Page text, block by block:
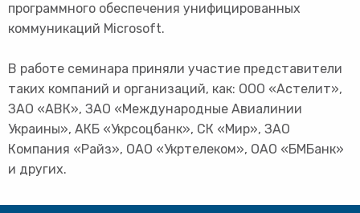
программного обеспечения унифицированных
коммуникаций Microsoft.
В работе семинара приняли участие представители
таких компаний и организаций, как: ООО «Астелит»,
ЗАО «АВК», ЗАО «Международные Авиалинии
Украины», АКБ «Укрсоцбанк», СК «Мир», ЗАО
Компания «Райз», ОАО «Укртелеком», ОАО «БМБанк»
и других.